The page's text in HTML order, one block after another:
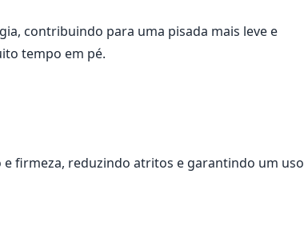
contribuindo para uma pisada mais leve e
tempo em pé.
firmeza, reduzindo atritos e garantindo um uso